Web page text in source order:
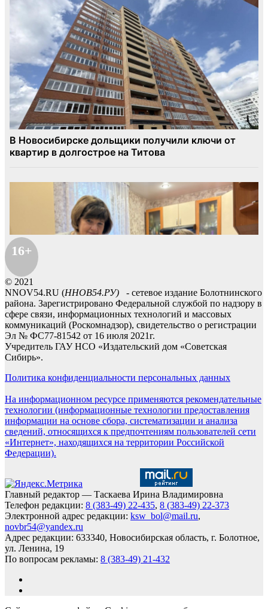
16+
© 2021
NNOV54.RU (ННОВ54.РУ) - сетевое издание Болотнинского
района. Зарегистрировано Федеральной службой по надзору в
сфере связи, информационных технологий и массовых
коммуникаций (Роскомнадзор), свидетельство о регистрации
Эл № ФС77-81542 от 16 июля 2021г.
Учредитель ГАУ НСО «Издательский дом «Советская
Сибирь».
Политика конфиденциальности персональных данных
На информационном ресурсе применяются рекомендательные
технологии (информационные технологии предоставления
информации на основе сбора, систематизации и анализа
сведений, относящихся к предпочтениям пользователей сети
«Интернет», находящихся на территории Российской
Федерации).
Главный редактор — Таскаева Ирина Владимировна
Телефон редакции: 8 (383-49) 22-435, 8 (383-49) 22-373
Электронной адрес редакции: ksw_bol@mail.ru,
novbr54@yandex.ru
Адрес редакции: 633340, Новосибирская область, г. Болотное,
ул. Ленина, 19
По вопросам рекламы: 8 (383-49) 21-432